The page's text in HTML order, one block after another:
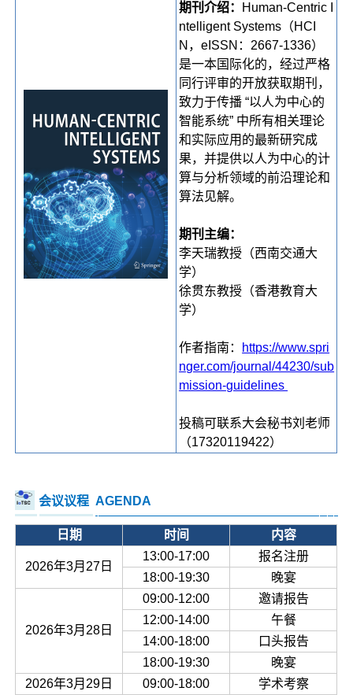
期刊介绍：
Human-Centric I
ntelligent Systems（HCI
N，eISSN：2667-1336）
是一本国际化的，经过严格
同行评审的开放获取期刊，
致力于传播 “以人为中心的
智能系统” 中所有相关理论
和实际应用的最新研究成
果，并提供以人为中心的计
算与分析领域的前沿理论和
算法见解。
期刊主编：
李天瑞教授（西南交通大
学）
徐贯东教授（香港教育大
学）
作者指南：
https://www.spri
nger.com/journal/44230/sub
mission-guidelines
投稿可联系大会秘书刘老师
（17320119422）
会议议程 AGENDA
日期 时间 内容
2026年3月27日
13:00-17:00
报名注册
18:00-19:30
晚宴
2026年3月28日
09:00-12:00
邀请报告
12:00-14:00
午餐
14:00-18:00
口头报告
18:00-19:30
晚宴
2026年3月29日
09:00-18:00 学术考察